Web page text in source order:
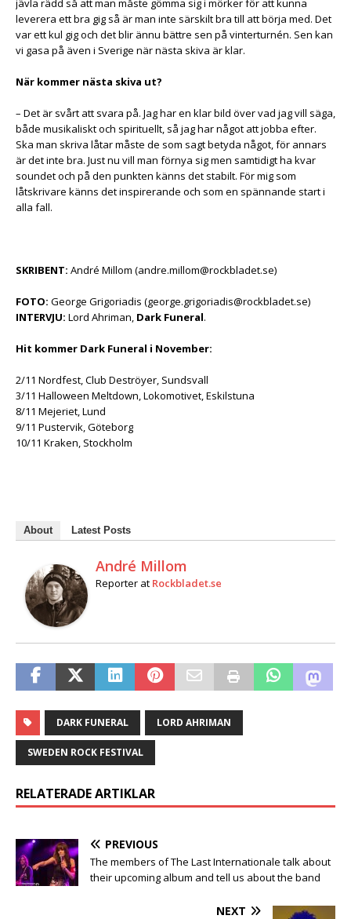
jävla rädd så att man måste gömma sig i mörker för att kunna
leverera ett bra gig så är man inte särskilt bra till att börja med. Det
var ett kul gig och det blir ännu bättre sen på vinterturnén. Sen kan
vi gasa på även i Sverige när nästa skiva är klar.
När kommer nästa skiva ut?
– Det är svårt att svara på. Jag har en klar bild över vad jag vill säga,
både musikaliskt och spirituellt, så jag har något att jobba efter.
Ska man skriva låtar måste de som sagt betyda något, för annars
är det inte bra. Just nu vill man förnya sig men samtidigt ha kvar
soundet och på den punkten känns det stabilt. För mig som
låtskrivare känns det inspirerande och som en spännande start i
alla fall.
SKRIBENT: André Millom (andre.millom@rockbladet.se)
FOTO: George Grigoriadis (george.grigoriadis@rockbladet.se)
INTERVJU: Lord Ahriman, Dark Funeral.
Hit kommer Dark Funeral i November:
2/11 Nordfest, Club Deströyer, Sundsvall
3/11 Halloween Meltdown, Lokomotivet, Eskilstuna
8/11 Mejeriet, Lund
9/11 Pustervik, Göteborg
10/11 Kraken, Stockholm
About Latest Posts
André Millom
Reporter at Rockbladet.se
DARK FUNERAL LORD AHRIMAN
SWEDEN ROCK FESTIVAL
RELATERADE ARTIKLAR
PREVIOUS
The members of The Last Internationale talk about
their upcoming album and tell us about the band
NEXT